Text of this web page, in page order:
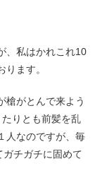
、私はかれこれ10
ます。
槍がとんで来よう
りとも前髪を乱
人なのですが、毎
チガチに固めて